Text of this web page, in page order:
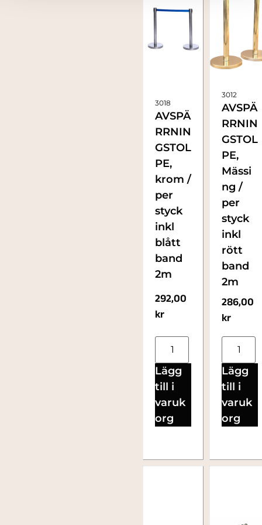
3018
AVSPÄ
RRNIN
GSTOL
PE,
krom /
per
styck
inkl
blått
band
2m
292,00
kr
Lägg
till i
varuk
org
3012
AVSPÄ
RRNIN
GSTOL
PE,
Mässi
ng /
per
styck
inkl
rött
band
2m
286,00
kr
Lägg
till i
varuk
org